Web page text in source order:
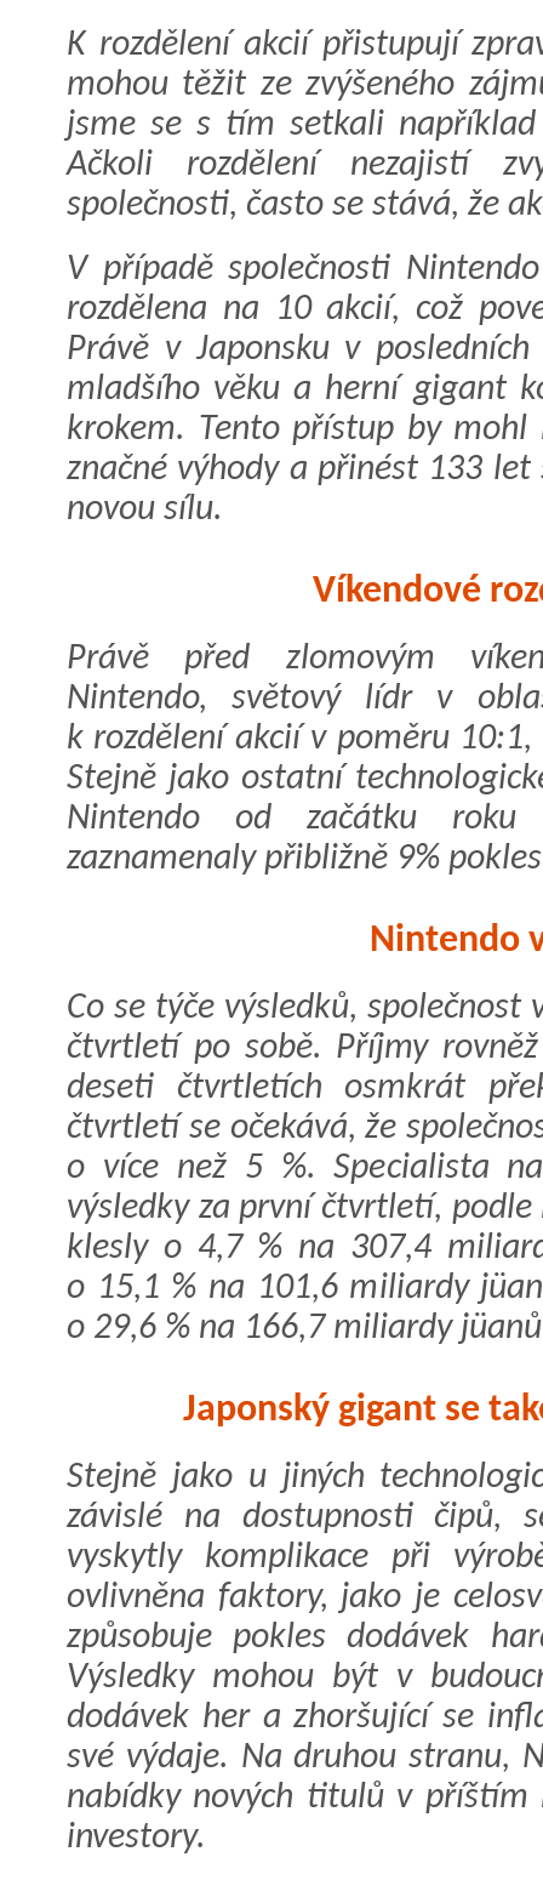
K rozdělení akcií přistupují
mohou těžit ze zvýšeného
jsme se s tím setkali
Ačkoli rozdělení nezajistí
společnosti, často se stává, že
V případě společnosti
rozdělena na 10 akcií, což
Právě v Japonsku v
mladšího věku a herní gigant
krokem. Tento přístup by
značné výhody a přinést 133
novou sílu.
Víkendové
Právě před zlomovým
Nintendo, světový lídr v
k rozdělení akcií v poměru
Stejně jako ostatní
Nintendo od začátku
zaznamenaly přibližně 9%
Nintendo
Co se týče výsledků,
čtvrtletí po sobě. Příjmy
deseti čtvrtletích osmkrát
čtvrtletí se očekává, že
o více než 5 %. Specialista
výsledky za první čtvrtletí,
klesly o 4,7 % na 307,4
o 15,1 % na 101,6 miliardy
o 29,6 % na 166,7 miliardy
Japonský gigant se
Stejně jako u jiných
závislé na dostupnosti čipů,
vyskytly komplikace při
ovlivněna faktory, jako je
způsobuje pokles dodávek
Výsledky mohou být v
dodávek her a zhoršující se
své výdaje. Na druhou stranu,
nabídky nových titulů v příštím
investory.